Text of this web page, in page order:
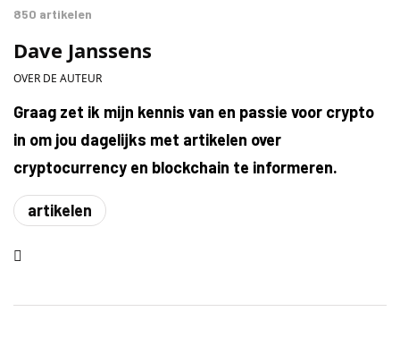
850 artikelen
Dave Janssens
OVER DE AUTEUR
Graag zet ik mijn kennis van en passie voor crypto
in om jou dagelijks met artikelen over
cryptocurrency en blockchain te informeren.
artikelen